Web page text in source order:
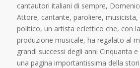
cantautori italiani di sempre,
Attore, cantante, paroliere, musicista,
politico, un artista eclettico che, con
produzione musicale, ha regalato al
grandi successi degli anni Cinquanta
una pagina importantissima della